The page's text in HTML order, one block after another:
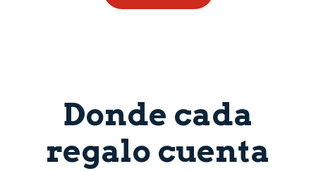
Donde cada
regalo cuenta